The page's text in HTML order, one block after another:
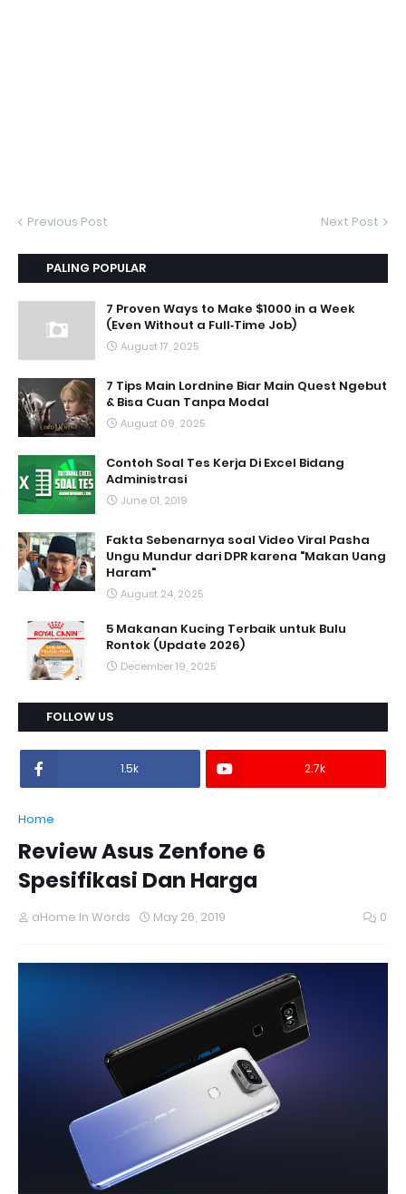
Previous Post Next Post
PALING POPULAR
7 Proven Ways to Make $1000 in a Week
(Even Without a Full‑Time Job)
August 17, 2025
7 Tips Main Lordnine Biar Main Quest Ngebut
& Bisa Cuan Tanpa Modal
August 09, 2025
Contoh Soal Tes Kerja Di Excel Bidang
Administrasi
June 01, 2019
Fakta Sebenarnya soal Video Viral Pasha
Ungu Mundur dari DPR karena "Makan Uang
Haram"
August 24, 2025
5 Makanan Kucing Terbaik untuk Bulu
Rontok (Update 2026)
December 19, 2025
FOLLOW US
1.5k 2.7k
Home
Review Asus Zenfone 6
Spesifikasi Dan Harga
aHome In Words May 26, 2019 0